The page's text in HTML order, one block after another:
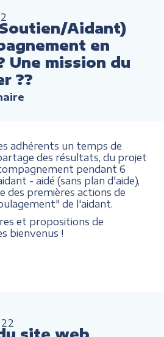
Aidant)
en
Une mission du
??
adhérents un temps de
des résultats, du projet
pendant 6
- aidé (sans plan d'aide),
des premières actions de
de l'aidant.
et propositions de
bienvenus !